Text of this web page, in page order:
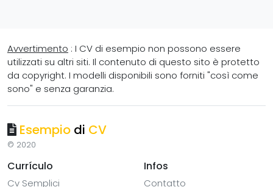
Avvertimento : I CV di esempio non possono essere
utilizzati su altri siti. Il contenuto di questo sito è protetto
da copyright. I modelli disponibili sono forniti "così come
sono" e senza garanzia.
Esempio di CV
© 2020
Currículo
Cv Semplici
Infos
Contatto